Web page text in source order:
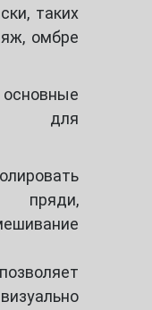
таких
омбре
для
пряди,